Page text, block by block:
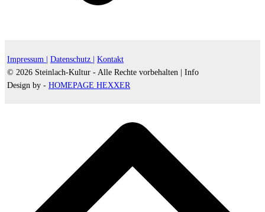
Impressum | Datenschutz |
Kontakt
© 2026 Steinlach-Kultur - Alle Rechte vorbehalten |
Info
Design by - HOMEPAGE HEXXER